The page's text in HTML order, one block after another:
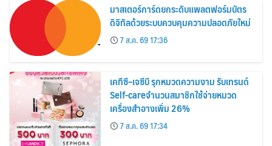
มาสเตอร์การ์ดยกระดับแพลตฟอร์มบัตร
ดิจิทัลด้วยระบบควบคุมความปลอดภัยใหม่
7 ส.ค. 69 17:36
เคทีซี–เจซีบี รุกหมวดความงาม รับเทรนด์
Self-careจำนวนสมาชิกใช้จ่ายหมวด
เครื่องสำอางเพิ่ม 26%
7 ส.ค. 69 17:34